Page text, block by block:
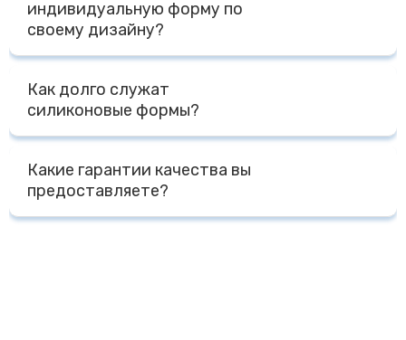
другими Компаниями на выбор Клиента. Доставка до
терминала Транспортной Компании в г. Москве
осуществляется бесплатно, отправка за счет
индивидуальную форму по
своему дизайну?
Да, мы специализируемся на изготовлении форм по
индивидуальному дизайну Заказчика. Для расчета
стоимости нам необходим макет, фото, чертеж,
модель с размерами или готовый образец изделия и
Как долго служат
силиконовые формы?
При правильной эксплуатации форм - температурный
режим от -40 до + 240 градусов, мытье без
агрессивных моющих средств, срок службы форм
несколько лет. При промышленной эксплуатации - не
Какие гарантии качества вы
предоставляете?
Мы предоставляем сертификаты на наши изделия,